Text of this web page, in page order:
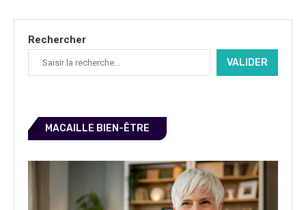
Rechercher
VALIDER
MACAILLE BIEN-ÊTRE